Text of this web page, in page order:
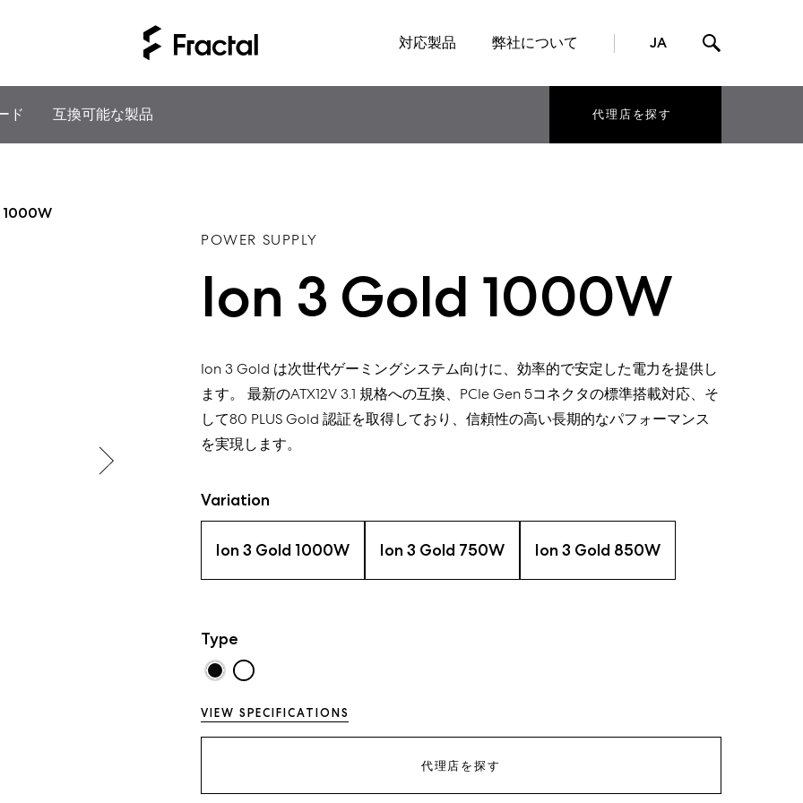
対応製品 弊社について JA
ド 互換可能な製品 代理店を探す
1000W
POWER SUPPLY
Ion 3 Gold 1000W
Ion 3 Gold は次世代ゲーミングシステム向けに、効率的で安定した電力を提供し
ます。
最新のATX12V 3.1 規格への互換、 PCIe Gen 5コネクタの標準搭載対応、 そ
して80 PLUS Gold 認証を取得しており 、信頼性の高い長期的なパフォーマンス
を実現します。
Variation
Ion 3 Gold 1000W Ion 3 Gold 750W Ion 3 Gold 850W
Type
VIEW SPECIFICATIONS
代理店を探す